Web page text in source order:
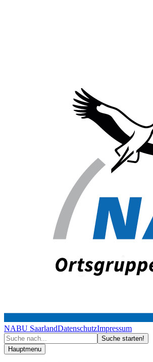
NABU SaarlandDatenschutzImpressum
Hauptmenu